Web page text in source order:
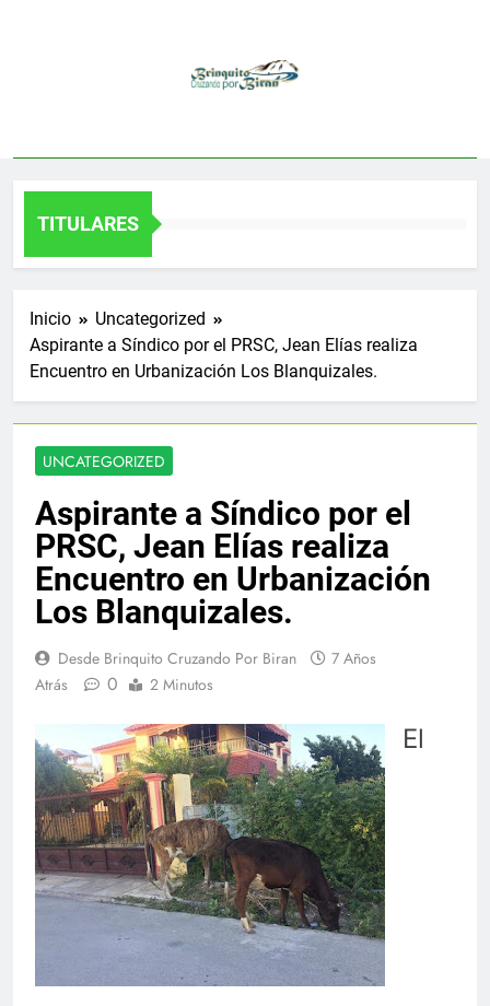
TITULARES
Inicio
Uncategorized
Aspirante a Síndico por el PRSC, Jean Elías realiza
Encuentro en Urbanización Los Blanquizales.
UNCATEGORIZED
Aspirante a Síndico por el
PRSC, Jean Elías realiza
Encuentro en Urbanización
Los Blanquizales.
Desde Brinquito Cruzando Por Biran
7 Años
Atrás
0 2 Minutos
El